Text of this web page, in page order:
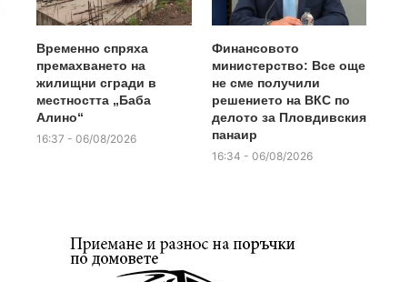
Временно спряха
премахването на
жилищни сгради в
местността „Баба
Алино“
16:37 - 06/08/2026
Финансовото
министерство: Все още
не сме получили
решението на ВКС по
делото за Пловдивския
панаир
16:34 - 06/08/2026